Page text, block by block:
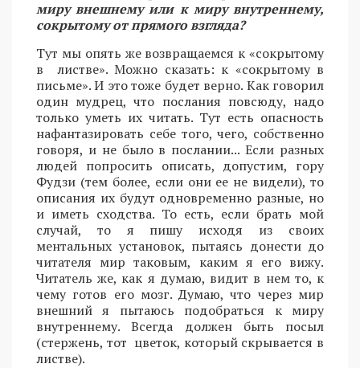
миру внешнему или к миру внутреннему,
сокрытому от прямого взгляда?
Тут мы опять же возвращаемся к «сокрытому
в листве». Можно сказать: к «сокрытому в
письме». И это тоже будет верно. Как говорил
один мудрец, что послания повсюду, надо
только уметь их читать. Тут есть опасность
нафантазировать себе того, чего, собственно
говоря, и не было в послании... Если разных
людей попросить описать, допустим, гору
Фудзи (тем более, если они ее не видели), то
описания их будут одновременно разные, но
и иметь сходства. То есть, если брать мой
случай, то я пишу исходя из своих
ментальных установок, пытаясь донести до
читателя мир таковым, каким я его вижу.
Читатель же, как я думаю, видит в нем то, к
чему готов его мозг. Думаю, что через мир
внешний я пытаюсь подобраться к миру
внутреннему. Всегда должен быть посыл
(стержень, тот цветок, который скрывается в
листве).